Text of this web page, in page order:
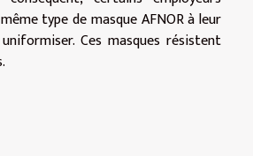
type de masque AFNOR à leur
Ces masques résistent